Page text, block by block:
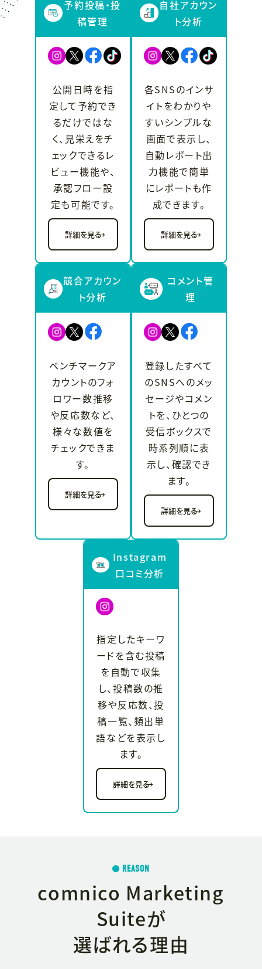
予約投稿・投
稿管理
公開日時を指
定して予約でき
るだけではな
く、見栄えをチ
ェックできるレ
ビュー機能や、
承認フロー設
定も可能です。
詳細を見る→
自社アカウン
ト分析
各SNSのインサ
イトをわかりや
すいシンプルな
画面で表示し、
自動レポート出
力機能で簡単
にレポートも作
成できます。
詳細を見る→
競合アカウン
ト分析
ベンチマークア
カウントのフォ
ロワー数推移
や反応数など、
様々な数値を
チェックできま
す。
詳細を見る→
コメント管
理
登録したすべて
のSNSへのメッ
セージやコメン
トを、ひとつの
受信ボックスで
時系列順に表
示し、確認でき
ます。
詳細を見る→
Instagram
口コミ分析
指定したキーワ
ードを含む投稿
を自動で収集
し、投稿数の推
移や反応数、投
稿一覧、頻出単
語などを表示し
ます。
詳細を見る→
REASON
comnico Marketing
Suiteが
選ばれる理由